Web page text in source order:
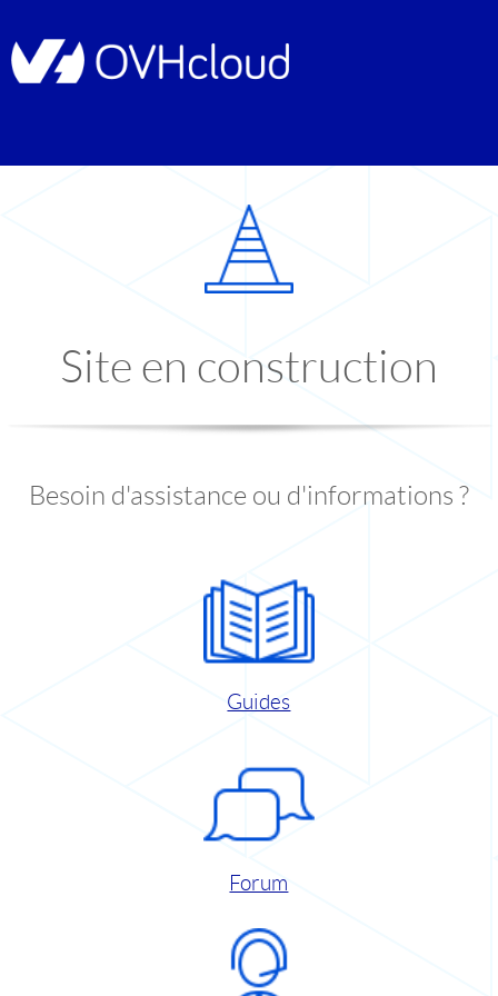
Site en construction
Besoin d'assistance ou d'informations ?
Guides
Forum